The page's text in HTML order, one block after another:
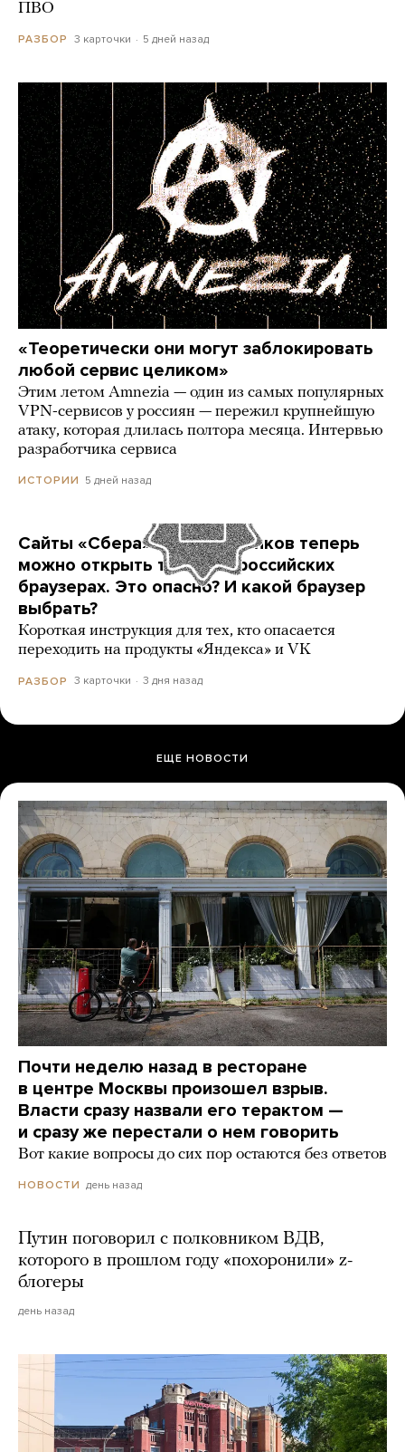
ПВО
РАЗБОР 3 карточки 5 дней назад
«Теоретически они могут заблокировать
любой сервис целиком»
Этим летом Amnezia — один из самых популярных
VPN-сервисов у россиян — пережил крупнейшую
атаку, которая длилась полтора месяца. Интервью
разработчика сервиса
ИСТОРИИ 5 дней назад
Сайты «Сбера» и других банков теперь
можно открыть только в российских
браузерах. Это опасно? И какой браузер
выбрать?
Короткая инструкция для тех, кто опасается
переходить на продукты «Яндекса» и VK
РАЗБОР 3 карточки 3 дня назад
ЕЩЕ НОВОСТИ
Почти неделю назад в ресторане
в центре Москвы произошел взрыв.
Власти сразу назвали его терактом —
и сразу же перестали о нем говорить
Вот какие вопросы до сих пор остаются без ответов
НОВОСТИ день назад
Путин поговорил с полковником ВДВ,
которого в прошлом году «похоронили» z-
блогеры
день назад